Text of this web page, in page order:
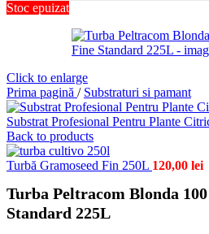
Stoc epuizat
Click to enlarge
Prima pagină / Substraturi si pamant
Substrat Profesional Pentru Plante
Back to products
Turbă Gramoseed Fin 250L 120,00 lei
Turba Peltracom Blonda
Standard 225L